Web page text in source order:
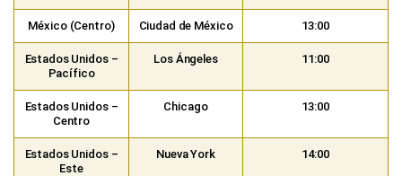
México (Centro) Ciudad de México 13:00
Estados Unidos –
Pacífico
Los Ángeles 11:00
Estados Unidos –
Centro
Chicago 13:00
Estados Unidos –
Este
Nueva York 14:00